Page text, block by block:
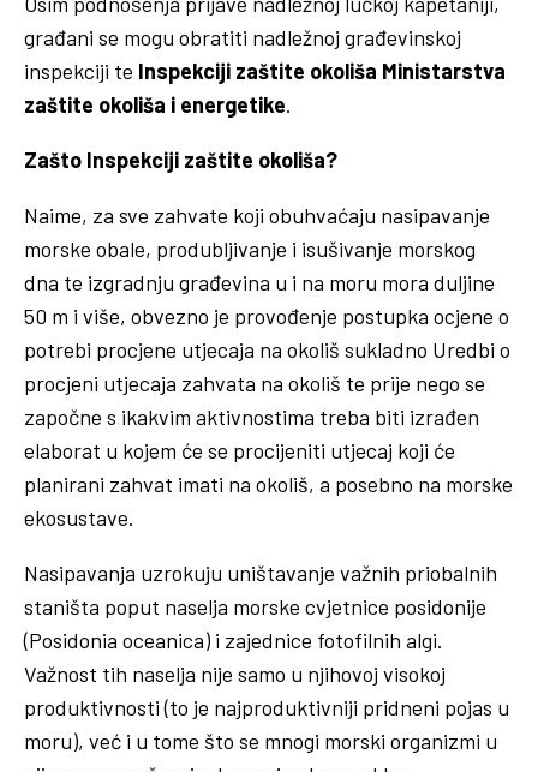
građani se mogu obratiti nadležnoj građevinskoj
inspekciji te Inspekciji zaštite okoliša Ministarstva
zaštite okoliša i energetike.
Zašto Inspekciji zaštite okoliša?
Naime, za sve zahvate koji obuhvaćaju nasipavanje
morske obale, produbljivanje i isušivanje morskog
dna te izgradnju građevina u i na moru mora duljine
50 m i više, obvezno je provođenje postupka ocjene o
potrebi procjene utjecaja na okoliš sukladno Uredbi o
procjeni utjecaja zahvata na okoliš te prije nego se
započne s ikakvim aktivnostima treba biti izrađen
elaborat u kojem će se procijeniti utjecaj koji će
planirani zahvat imati na okoliš, a posebno na morske
ekosustave.
Nasipavanja uzrokuju uništavanje važnih priobalnih
staništa poput naselja morske cvjetnice posidonije
(Posidonia oceanica) i zajednice fotofilnih algi.
Važnost tih naselja nije samo u njihovoj visokoj
produktivnosti (to je najproduktivniji pridneni pojas u
moru), već i u tome što se mnogi morski organizmi u